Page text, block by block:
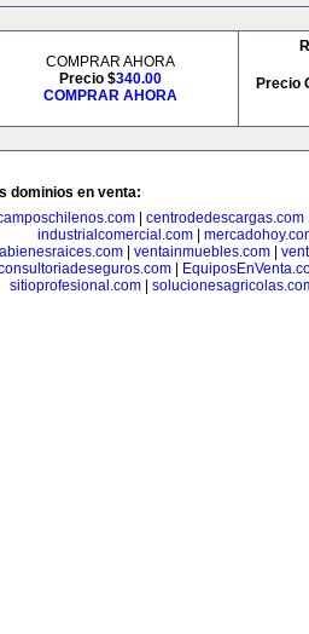
COMPRAR AHORA
Precio $340.00
COMPRAR AHORA
Precio
dominios en venta:
| centrodedescargas.com
industrialcomercial.com
| ventainmuebles.com|
|
sitioprofesional.com